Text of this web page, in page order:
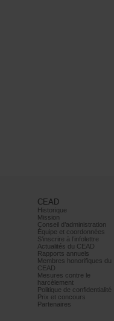
CEAD
Historique
Mission
Conseild’administration
Équipeetcoordonnées
S’inscrireàl’infolettre
ActualitésduCEAD
Rapportsannuels
Membreshonorifiquesdu
CEAD
Mesurescontrele
harcèlement
Politiquedeconfidentialité
Prixetconcours
Partenaires